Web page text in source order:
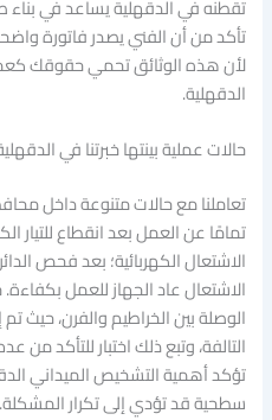
تقطنه في الدقهلية يساعد في
تأكد من أن الفني يصدر فاتورة
لأن هذه الوثائق تحمي حقوقك
الدقهلية.
حالات عملية بينتها خبرتنا في
تعاملنا مع حالات متنوعة داخل
تمامًا عن العمل بعد انقطاع
الاشتعال الكهربائية؛ بعد فحص
الاشتعال عاد الجهاز للعمل
الوصلة بين الخراطيم والفرن، حيث
التالفة، وتبع ذلك اختبار للتأكد
تؤكد أهمية التشخيص الميداني
سطحية قد تؤدي إلى تكرار المشكلة.